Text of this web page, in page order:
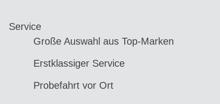
Service
Große Auswahl aus Top-Marken
Erstklassiger Service
Probefahrt vor Ort